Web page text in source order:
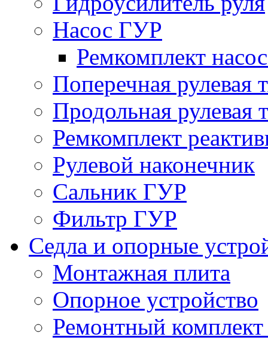
Насос ГУР
Ремкомплект
Поперечная рулевая
Продольная рулевая
Ремкомплект
Рулевой наконечник
Сальник ГУР
Фильтр ГУР
Седла и опорные
Монтажная плита
Опорное устройство
Ремонтный комплект